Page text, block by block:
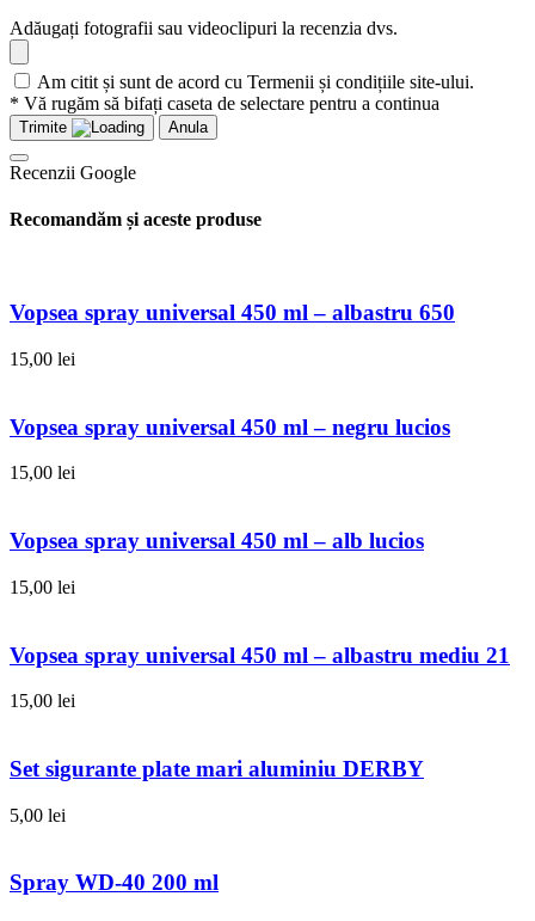
Adăugați fotografii sau videoclipuri la recenzia dvs.
Am citit și sunt de acord cu Termenii și condițiile site-ului.
* Vă rugăm să bifați caseta de selectare pentru a continua
Trimite Anula
Recenzii Google
Recomandăm și aceste produse
Vopsea spray universal 450 ml – albastru 650
15,00 lei
Vopsea spray universal 450 ml – negru lucios
15,00 lei
Vopsea spray universal 450 ml – alb lucios
15,00 lei
Vopsea spray universal 450 ml – albastru mediu 21
15,00 lei
Set sigurante plate mari aluminiu DERBY
5,00 lei
Spray WD-40 200 ml